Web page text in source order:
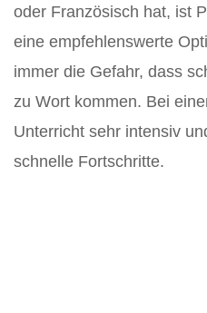
oder Französisch hat, ist
eine empfehlenswerte
immer die Gefahr, dass
zu Wort kommen. Bei
Unterricht sehr intensiv
schnelle Fortschritte.